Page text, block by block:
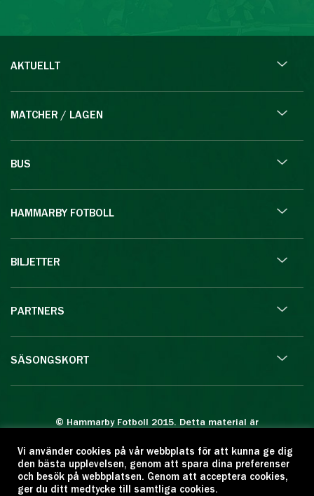
AKTUELLT
MATCHER / LAGEN
BUS
HAMMARBY FOTBOLL
BILJETTER
PARTNERS
SÄSONGSKORT
© Hammarby Fotboll 2015. Detta material är
Eftertryck eller annan kopiering är förbjuden.
Citera oss gärna men ange källan:
www.hammarbyfotboll.se. Ansvarig utgivare:
Vi använder cookies på vår webbplats för att kunna ge dig
den bästa upplevelsen, genom att spara dina preferenser
och besök på webbplatsen. Genom att acceptera cookies,
ger du ditt medtycke till samtliga cookies.